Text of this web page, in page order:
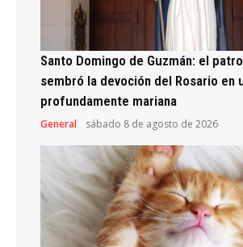
Santo Domingo de Guzmán: el
sembró la devoción del Rosario en
profundamente mariana
General sábado 8 de agosto de 2026